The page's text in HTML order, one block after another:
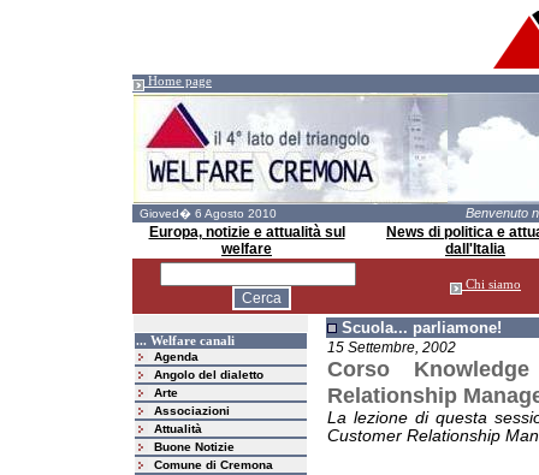
Home page
Gioved� 6 Agosto 2010 Benvenuto
Europa, notizie e attualità sul
welfare
News di politica e
dall'Italia
Chi siamo
... Welfare canali
Agenda
Angolo del dialetto
Arte
Associazioni
Attualità
Buone Notizie
Comune di Cremona
Scuola... parliamone!
15 Settembre, 2002
Corso
Relationship
La lezione di questa
Customer Relationship